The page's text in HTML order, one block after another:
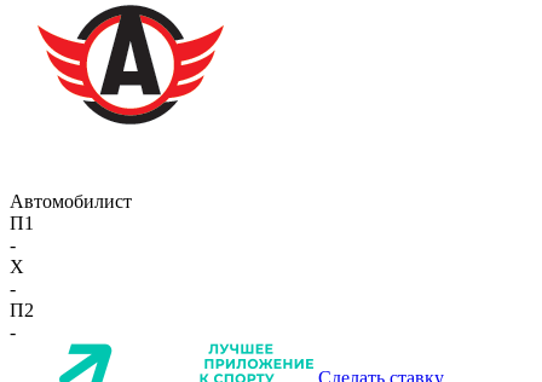
Автомобилист
П1
-
X
-
П2
-
Сделать ставку